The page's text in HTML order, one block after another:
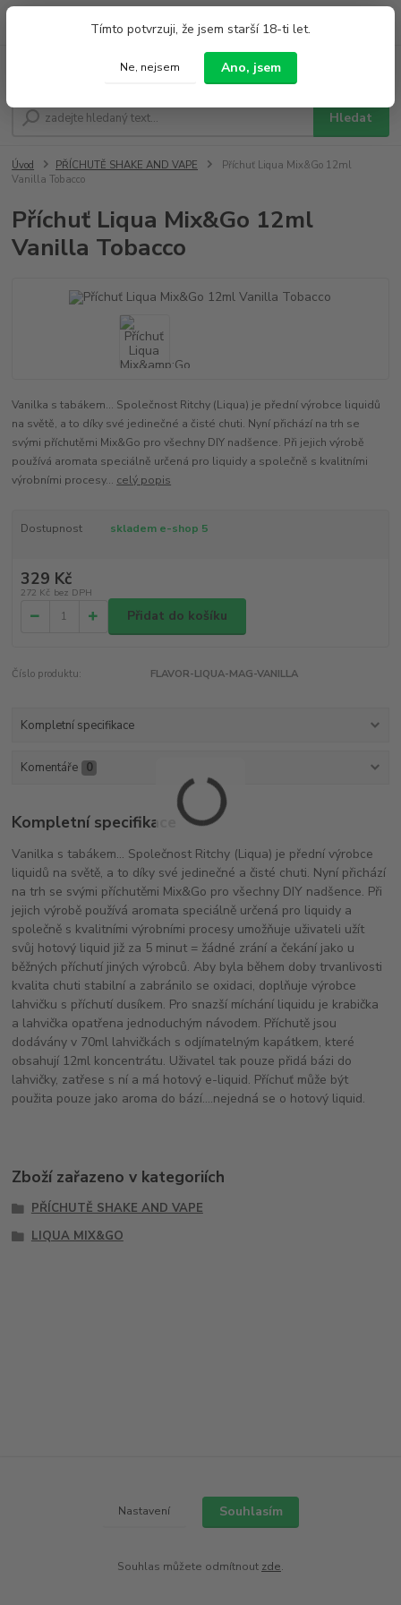
Tímto potvrzuji, že jsem starší 18-ti let.
Ne, nejsem Ano, jsem
Hledat
Po - Pá 9:00 - 19:00 So 9:00 - 14:00
Úvod PŘÍCHUTĚ SHAKE AND VAPE
Příchuť Liqua Mix&Go 12ml
Vanilla Tobacco
Příchuť Liqua Mix&Go 12ml
Vanilla Tobacco
Vanilka s tabákem... Společnost Ritchy (Liqua) je přední výrobce liquidů
na světě, a to díky své jedinečné a čisté chuti. Nyní přichází na trh se
svými příchutěmi Mix&Go pro všechny DIY nadšence. Při jejich výrobě
používá aromata speciálně určená pro liquidy a společně s kvalitními
výrobními procesy... celý popis
Dostupnost skladem e-shop 5
329 Kč
272 Kč bez DPH
Přidat do košíku
Číslo produktu: FLAVOR-LIQUA-MAG-VANILLA
Kompletní specifikace
Komentáře 0
Kompletní specifikace
Vanilka s tabákem... Společnost Ritchy (Liqua) je přední výrobce
liquidů na světě, a to díky své jedinečné a čisté chuti. Nyní přichází
na trh se svými příchutěmi Mix&Go pro všechny DIY nadšence. Při
jejich výrobě používá aromata speciálně určená pro liquidy a
společně s kvalitními výrobními procesy umožňuje uživateli užít
svůj hotový liquid již za 5 minut = žádné zrání a čekání jako u
běžných příchutí jiných výrobců. Aby byla během doby trvanlivosti
kvalita chuti stabilní a zabránilo se oxidaci, doplňuje výrobce
lahvičku s příchutí dusíkem. Pro snazší míchání liquidu je krabička
a lahvička opatřena jednoduchým návodem. Příchutě jsou
dodávány v 70ml lahvičkách s odjímatelným kapátkem, které
obsahují 12ml koncentrátu. Uživatel tak pouze přidá bázi do
lahvičky, zatřese s ní a má hotový e-liquid. Příchuť může být
použita pouze jako aroma do bází....nejedná se o hotový liquid.
Zboží zařazeno v kategoriích
PŘÍCHUTĚ SHAKE AND VAPE
LIQUA MIX&GO
Nastavení Souhlasím
Souhlas můžete odmítnout zde.